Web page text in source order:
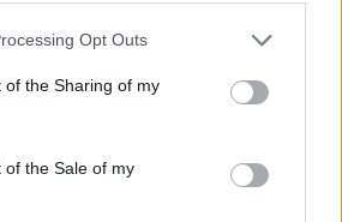
Opt Outs
of the Sharing of my
of the Sale of my
na údajné dezinformace
po včerejších násilnostech v
údajných dezinformací prostřednictvím
dezinformace šíří tzv. odpůrci
dne a nočního systematického rabování,"
mluvčí ministerstva vnitra Gabriela